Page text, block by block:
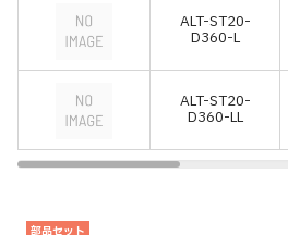
ALT-ST20-
D360-L
ALT-ST20-
D360-LL
部品セット